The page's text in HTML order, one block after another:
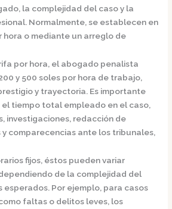
la complejidad del caso y la
Normalmente, se establecen en
hora o mediante un arreglo de
por hora, el abogado penalista
y 500 soles por hora de trabajo,
y trayectoria. Es importante
tiempo total empleado en el caso,
investigaciones, redacción de
comparecencias ante los tribunales,
fijos, éstos pueden variar
de la complejidad del
esperados. Por ejemplo, para casos
faltas o delitos leves, los